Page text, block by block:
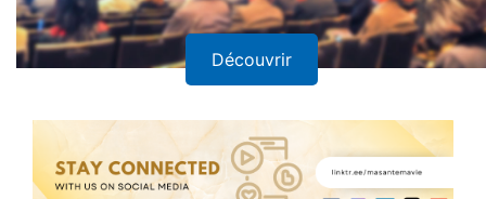
Découvrir